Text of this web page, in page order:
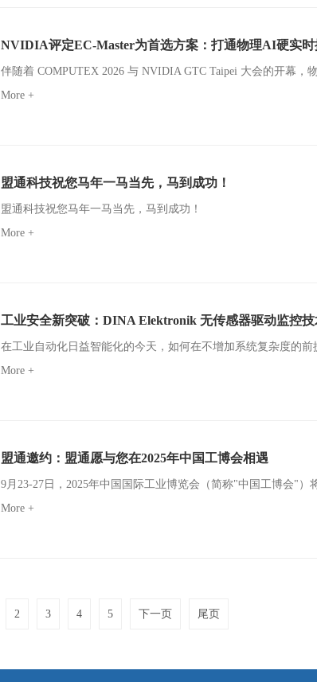
NVIDIA评定EC-Master为首选方案：打通物理AI硬实时
More +
盟通科技祝您马年一马当先，马到成功！
盟通科技祝您马年一马当先，马到成功！
More +
工业安全新突破：DINA Elektronik 无传感器驱动监控技
More +
盟通邀约：盟通愿与您在2025年中国工博会相遇
More +
2 3 4 5 下一页 尾页